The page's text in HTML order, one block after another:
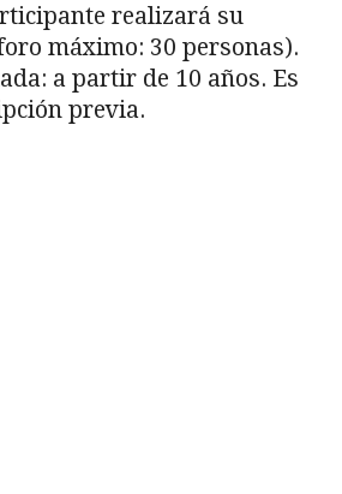
realizará su
máximo: 30 personas).
a partir de 10 años. Es
previa.